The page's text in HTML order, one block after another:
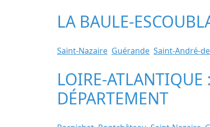
LA BAULE-
Saint-Nazaire Guérande Saint-André-
LOIRE-ATLANTIQUE
DÉPARTEMENT